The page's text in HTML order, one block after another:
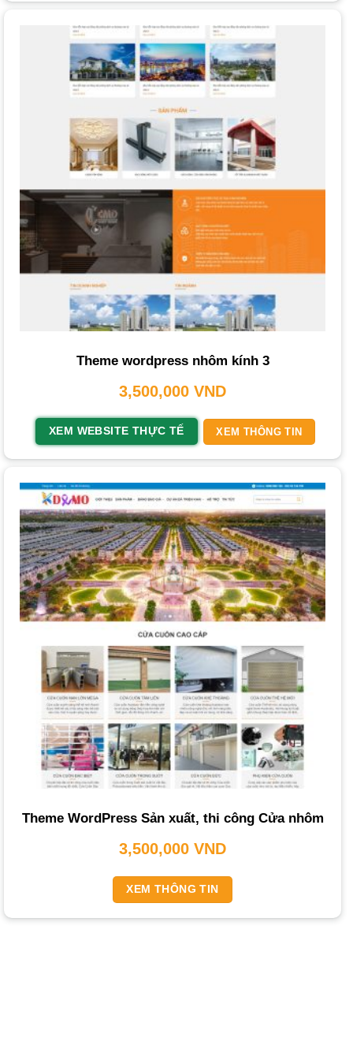
để không bỏ lỡ khách hàng tiềm năng.
Tối Ưu Hóa Tốc Độ Tải Trang
Sử dụng các công nghệ tiên tiến như HTML5, CSS3, PHP
để đảm bảo tốc độ tải trang nhanh chóng, không để người
dùng chờ đợi.
Sử Dụng Hình Ảnh và Video Chất Lượng Cao
Hình ảnh và video sắc nét, chân thực về sản phẩm và công
trình như
nhôm xingfa haysắt nhômgiúp thu hút sự chú
ý và tạo ấn tượng mạnh mẽ với khách hàng.
Quy Trình Thiết Kế Website Nhôm Kính
Chuyên Nghiệp
tiến độ dự án.
Tiếp nhận yêu cầu từ khách hàng
tiết về mong muốn, mục tiêu kinh doanh.
Lựa chọn tên miền – Web hosting
ổn định.
Thiết kế giao diện: Xây dựng giao diện độc đáo, phù hợp
với thương hiệu, đảm bảo thẩm mỹ và dễ sử dụng.
Xây dựng các tính năng cho website: Phát triển các
module và tính năng đã thống nhất.
Kiểm thử trang web: Kiểm tra toàn diện các chức năng,
tương thích trên các thiết bị và trình duyệt.
Hoàn thiện Website
: Tối ưu hóa website, đưa vào hoạt
động chính thức.
Đào tạo sử dụng: Hướng dẫn khách hàng quản trị
website, đăng tải sản phẩm, bài viết.
Bảo trì, nâng cấp trang web: Hỗ trợ kỹ thuật, bảo trì và
Các Loại Dịch Vụ Thiết Kế Website Nhôm
Kính Tại PhucT Digital
PhucT Digital cung cấp đa dạng các gói dịch vụ để đáp
ứng mọi nhu cầu của doanh nghiệp.
Theme wordpress nhôm kính 3
3,500,000 VND
XEM WEBSITE THỰC TẾ XEM THÔNG TIN
Theme WordPress Sản xuất, thi công Cửa nhôm
3,500,000 VND
XEM THÔNG TIN